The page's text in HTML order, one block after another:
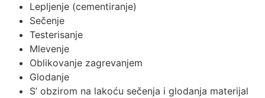
Lepljenje (cementiranje)
Sečenje
Testerisanje
Mlevenje
Oblikovanje zagrevanjem
Glodanje
S’ obzirom na lakoću sečenja i glodanja materijal